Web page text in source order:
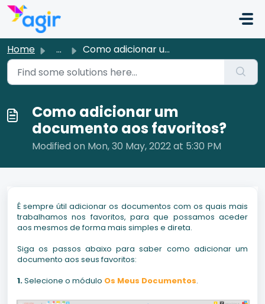
Skip to main content
Home ... Como adicionar um documento aos favoritos?
Como adicionar um
documento aos favoritos?
Modified on Mon, 30 May, 2022 at 5:30 PM
É sempre útil adicionar os documentos com os quais mais
trabalhamos nos favoritos, para que possamos aceder
aos mesmos de forma mais simples e direta.
Siga os passos abaixo para saber como adicionar um
documento aos seus favoritos:
1.Selecione o módulo Os Meus Documentos.